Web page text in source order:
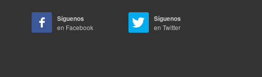
Síguenos
en Facebook
Síguenos
en Twitter